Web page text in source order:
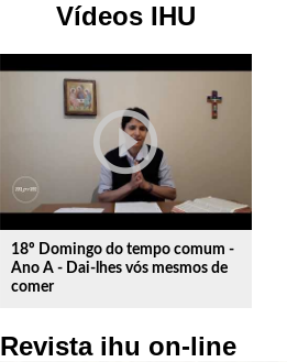
Vídeos IHU
play_circle_outline
18º Domingo do tempo comum -
Ano A - Dai-lhes vós mesmos de
comer
Revista ihu on-line